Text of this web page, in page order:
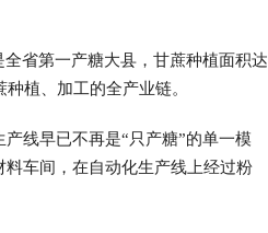
省第一产糖大县，甘蔗种植面积达
植、加工的全产业链。
线早已不再是“只产糖”的单一模
车间，在自动化生产线上经过粉